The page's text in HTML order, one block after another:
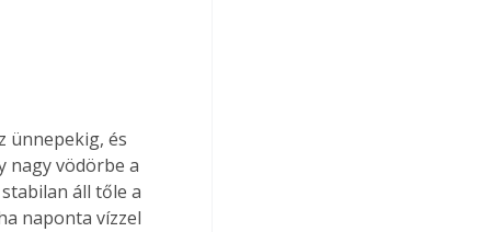
ünnepekig, és
nagy vödörbe a
áll tőle a
naponta vízzel